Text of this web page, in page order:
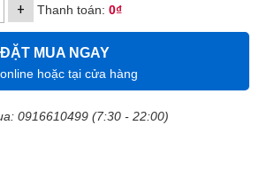
+ Thanh toán: 0₫
ĐẶT MUA NGAY
hoặc tại cửa hàng
0916610499 (7:30 - 22:00)